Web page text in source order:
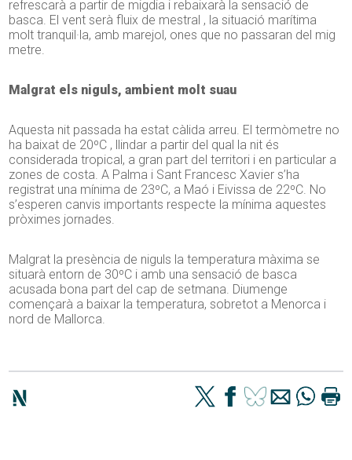
refrescarà a partir de migdia i rebaixarà la sensació de
basca. El vent serà fluix de mestral , la situació marítima
molt tranquil·la, amb marejol, ones que no passaran del mig
metre.
Malgrat els niguls, ambient molt suau
Aquesta nit passada ha estat càlida arreu. El termòmetre no
ha baixat de 20ºC , llindar a partir del qual la nit és
considerada tropical, a gran part del territori i en particular a
zones de costa. A Palma i Sant Francesc Xavier s’ha
registrat una mínima de 23ºC, a Maó i Eivissa de 22ºC. No
s’esperen canvis importants respecte la mínima aquestes
pròximes jornades.
Malgrat la presència de niguls la temperatura màxima se
situarà entorn de 30ºC i amb una sensació de basca
acusada bona part del cap de setmana. Diumenge
començarà a baixar la temperatura, sobretot a Menorca i
nord de Mallorca.